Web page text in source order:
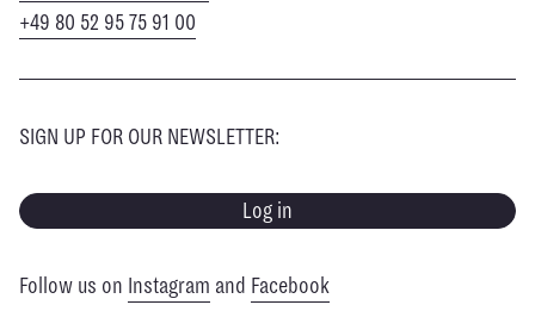
+49 80 52 95 75 91 00
SIGN UP FOR OUR NEWSLETTER:
Log in
Follow us on Instagram and Facebook